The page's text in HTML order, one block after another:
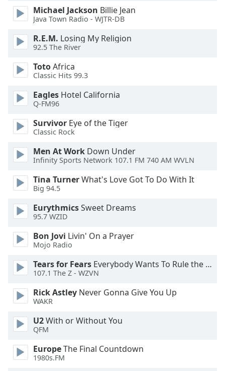
This
modal
window.
Beginning
dialog
window.
Escape
and
close
window.
Text
Color
Opacity
Text
Background
Color
Opacity
Caption
Michael Jackson Billie Jean
Java Town Radio - WJTR-DB
R.E.M. Losing My Religion
92.5 The River
TotoAfrica
Classic Hits 99.3
Eagles Hotel California
Q-FM96
Survivor Eye of the Tiger
Classic Rock
Men At Work Down Under
Infinity Sports Network 107.1 FM 740 AM WVLN
Tina TurnerWhat's Love Got To Do With It
Big 94.5
EurythmicsSweet Dreams
95.7 WZID
Bon Jovi Livin' On a Prayer
Mojo Radio
Tears for Fears Everybody Wants To Rule the World
107.1 The Z - WZVN
Rick Astley Never Gonna Give You Up
WAKR
U2With or Without You
QFM
EuropeThe Final Countdown
1980s.FM